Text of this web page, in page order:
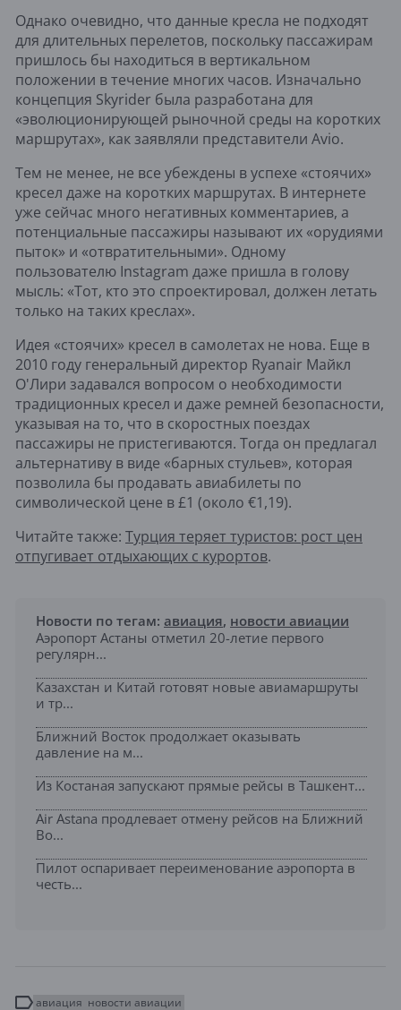
Однако очевидно, что данные кресла не подходят
для длительных перелетов, поскольку пассажирам
пришлось бы находиться в вертикальном
положении в течение многих часов. Изначально
концепция Skyrider была разработана для
«эволюционирующей рыночной среды на коротких
маршрутах», как заявляли представители Avio.
Тем не менее, не все убеждены в успехе «стоячих»
кресел даже на коротких маршрутах. В интернете
уже сейчас много негативных комментариев, а
потенциальные пассажиры называют их «орудиями
пыток» и «отвратительными». Одному
пользователю Instagram даже пришла в голову
мысль: «Тот, кто это спроектировал, должен летать
только на таких креслах».
Идея «стоячих» кресел в самолетах не нова. Еще в
2010 году генеральный директор Ryanair Майкл
О'Лири задавался вопросом о необходимости
традиционных кресел и даже ремней безопасности,
указывая на то, что в скоростных поездах
пассажиры не пристегиваются. Тогда он предлагал
альтернативу в виде «барных стульев», которая
позволила бы продавать авиабилеты по
символической цене в £1 (около €1,19).
Читайте также: Турция теряет туристов: рост цен
отпугивает отдыхающих с курортов.
Новости по тегам: авиация, новости авиации
Аэропорт Астаны отметил 20-летие первого
регулярн...
Казахстан и Китай готовят новые авиамаршруты
и тр...
Ближний Восток продолжает оказывать
давление на м...
Из Костаная запускают прямые рейсы в Ташкент...
Air Astana продлевает отмену рейсов на Ближний
Во...
Пилот оспаривает переименование аэропорта в
честь...
авиация новости авиации